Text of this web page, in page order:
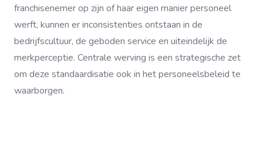
franchisenemer op zijn of haar eigen manier personeel
werft, kunnen er inconsistenties ontstaan in de
bedrijfscultuur, de geboden service en uiteindelijk de
merkperceptie. Centrale werving is een strategische zet
om deze standaardisatie ook in het personeelsbeleid te
waarborgen.